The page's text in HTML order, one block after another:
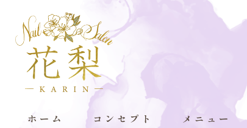
ホーム コンセプト メニュー